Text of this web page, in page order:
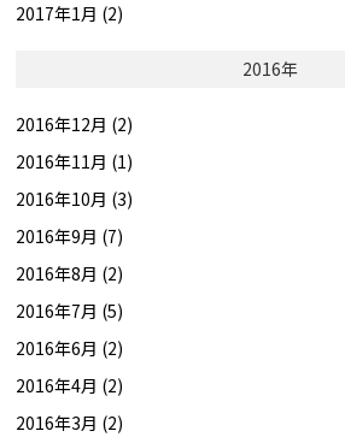
2017年1月 (2)
2016年
2016年12月 (2)
2016年11月 (1)
2016年10月 (3)
2016年9月 (7)
2016年8月 (2)
2016年7月 (5)
2016年6月 (2)
2016年4月 (2)
2016年3月 (2)